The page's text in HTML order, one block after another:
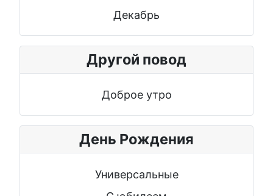
Декабрь
Другой повод
Доброе утро
День Рождения
Универсальные